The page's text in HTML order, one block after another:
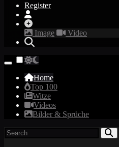
Register
Image Video
Home
Top 100
Witze
Videos
Bilder & Sprüche